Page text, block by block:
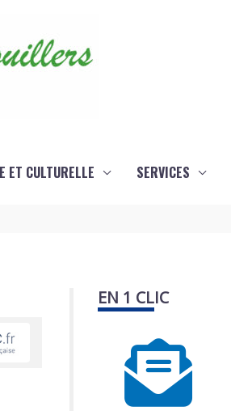
ET CULTURELLE SERVICES
EN 1 CLIC